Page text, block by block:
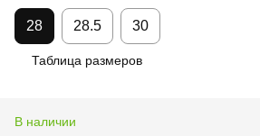
28 28.5 30
Таблица размеров
В наличии